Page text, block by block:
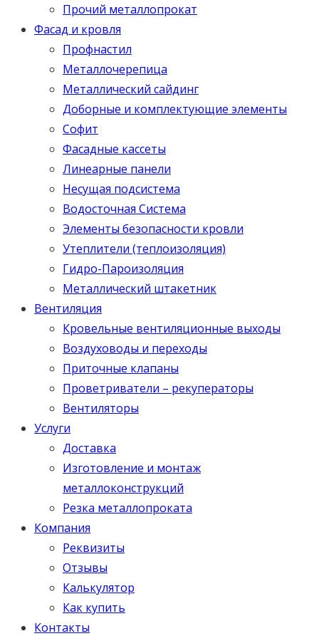
Прочий металлопрокат
Фасад и кровля
Профнастил
Металлочерепица
Металлический сайдинг
Доборные и комплектующие элементы
Софит
Фасадные кассеты
Линеарные панели
Несущая подсистема
Водосточная Система
Элементы безопасности кровли
Утеплители (теплоизоляция)
Гидро-Пароизоляция
Металлический штакетник
Вентиляция
Кровельные вентиляционные выходы
Воздуховоды и переходы
Приточные клапаны
Проветриватели – рекуператоры
Вентиляторы
Услуги
Доставка
Изготовление и монтаж
металлоконструкций
Резка металлопроката
Компания
Реквизиты
Отзывы
Калькулятор
Как купить
Контакты